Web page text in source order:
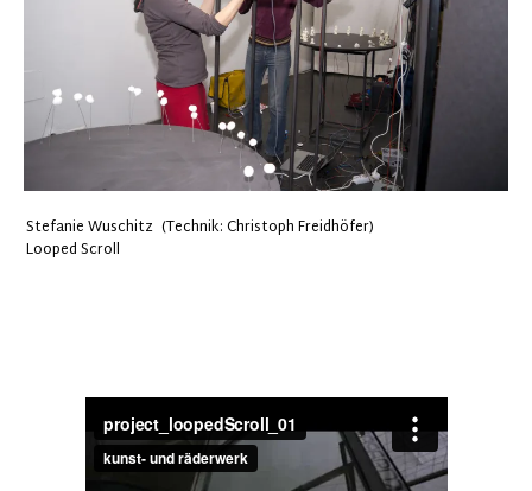
Stefanie Wuschitz (Technik: Christoph Freidhöfer)
Looped Scroll